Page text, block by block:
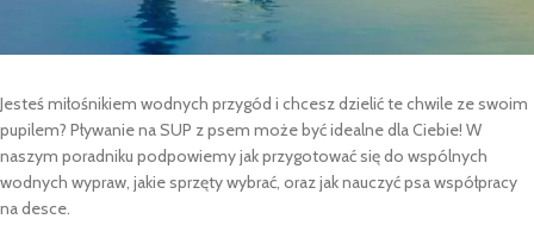
Jesteś miłośnikiem wodnych przygód i chcesz dzielić te chwile ze swoim
pupilem? Pływanie na SUP z psem może być idealne dla Ciebie! W
naszym poradniku podpowiemy jak przygotować się do wspólnych
wodnych wypraw, jakie sprzęty wybrać, oraz jak nauczyć psa współpracy
na desce.